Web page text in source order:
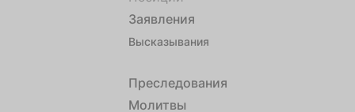
Заявления
Высказывания
Преследования
Молитвы